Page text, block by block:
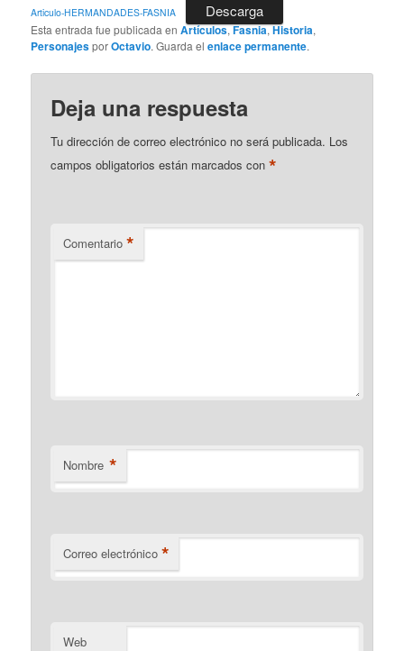
Articulo-HERMANDADES-FASNIA Descarga
Esta entrada fue publicada enArtículos,Fasnia,Historia,
PersonajesporOctavio. Guarda elenlace permanente.
Deja una respuesta
Tu dirección de correo electrónico no será publicada. Los
campos obligatorios están marcados con*
Comentario *
Nombre *
Correo electrónico *
Web